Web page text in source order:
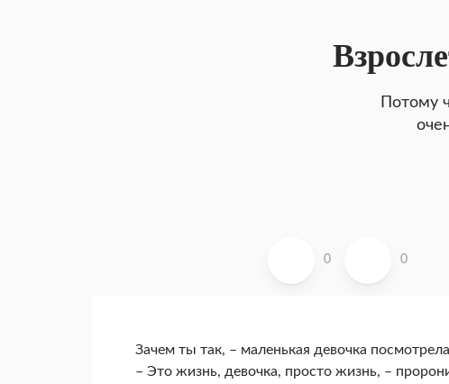
Потому
0 0
Зачем ты так, – маленькая девочка
– Это жизнь, девочка, просто жизнь, –